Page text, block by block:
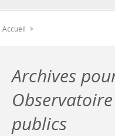
Accueil >
Archives
publics